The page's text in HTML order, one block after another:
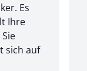
Es
Ihre
sich auf